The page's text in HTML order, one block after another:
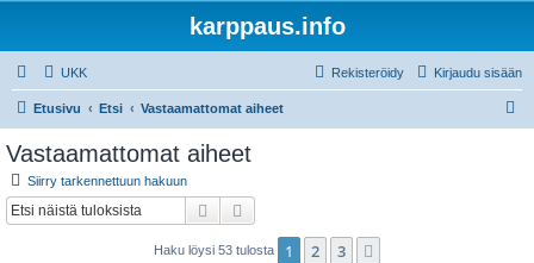
karppaus.info
UKK Kirjaudu sisään
Rekisteröidy
Etusivu Etsi Vastaamattomat aiheet
Vastaamattomat aiheet
Siirry tarkennettuun hakuun
Etsi
Haku löysi 53 tulosta 1 2 3